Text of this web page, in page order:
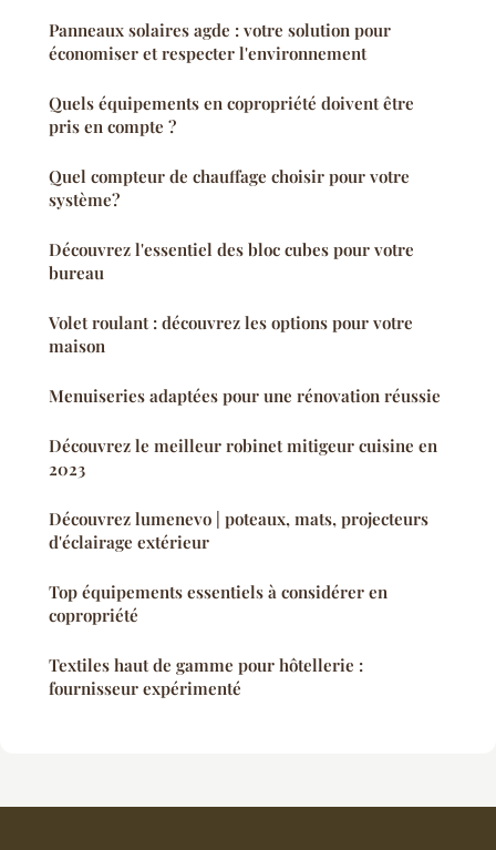
Panneaux solaires agde : votre solution pour
économiser et respecter l'environnement
Quels équipements en copropriété doivent être
pris en compte ?
Quel compteur de chauffage choisir pour votre
système?
Découvrez l'essentiel des bloc cubes pour votre
bureau
Volet roulant : découvrez les options pour votre
maison
Menuiseries adaptées pour une rénovation réussie
Découvrez le meilleur robinet mitigeur cuisine en
2023
Découvrez lumenevo | poteaux, mats, projecteurs
d'éclairage extérieur
Top équipements essentiels à considérer en
copropriété
Textiles haut de gamme pour hôtellerie :
fournisseur expérimenté